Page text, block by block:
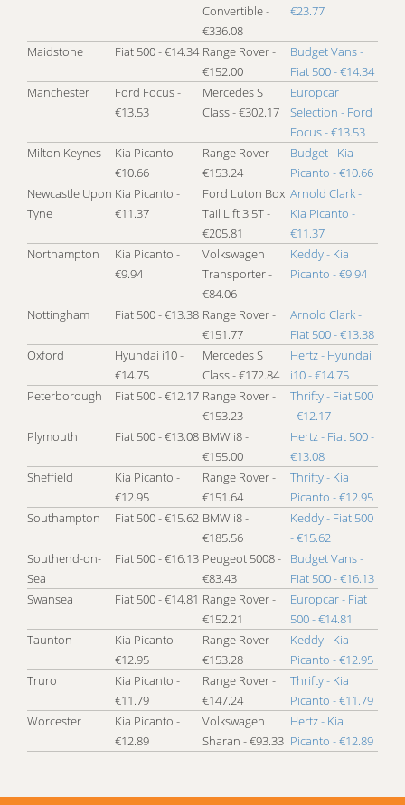
Convertible -
€336.08
€23.77
Maidstone Fiat 500 - €14.34 Range Rover -
€152.00
Budget Vans -
Fiat 500 - €14.34
Manchester
Ford Focus -
€13.53
Mercedes S
Class - €302.17
Europcar
Selection - Ford
Focus - €13.53
Milton Keynes
Kia Picanto -
€10.66
Range Rover -
€153.24
Budget - Kia
Picanto - €10.66
Newcastle Upon
Tyne
Kia Picanto -
€11.37
Ford Luton Box
Tail Lift 3.5T -
€205.81
Arnold Clark -
Kia Picanto -
€11.37
Northampton
Kia Picanto -
€9.94
Volkswagen
Transporter -
€84.06
Keddy - Kia
Picanto - €9.94
Nottingham Fiat 500 - €13.38 Range Rover -
€151.77
Arnold Clark -
Fiat 500 - €13.38
Oxford
Hyundai i10 -
€14.75
Mercedes S
Class - €172.84
Hertz - Hyundai
i10 - €14.75
Peterborough
Fiat 500 - €12.17 Range Rover -
€153.23
Thrifty - Fiat 500
- €12.17
Plymouth
Fiat 500 - €13.08 BMW i8 -
€155.00
Hertz - Fiat 500 -
€13.08
Sheffield
Kia Picanto -
€12.95
Range Rover -
€151.64
Thrifty - Kia
Picanto - €12.95
Southampton
Fiat 500 - €15.62 BMW i8 -
€185.56
Keddy - Fiat 500
- €15.62
Southend-on-
Sea
Fiat 500 - €16.13 Peugeot 5008 -
€83.43
Budget Vans -
Fiat 500 - €16.13
Swansea
Fiat 500 - €14.81 Range Rover -
€152.21
Europcar - Fiat
500 - €14.81
Taunton
Kia Picanto -
€12.95
Range Rover -
€153.28
Keddy - Kia
Picanto - €12.95
Truro
Kia Picanto -
€11.79
Range Rover -
€147.24
Thrifty - Kia
Picanto - €11.79
Worcester
Kia Picanto -
€12.89
Volkswagen
Sharan - €93.33
Hertz - Kia
Picanto - €12.89